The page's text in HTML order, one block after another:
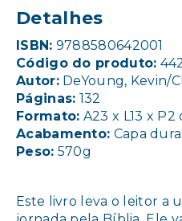
Detalhes
ISBN: 9788580642001
Código do produto:
Autor:DeYoung, Kevin/
Páginas: 132
Formato: A23 x L13 x P2
Acabamento: Capa dura
Peso: 570g
Este livro leva o leitor a